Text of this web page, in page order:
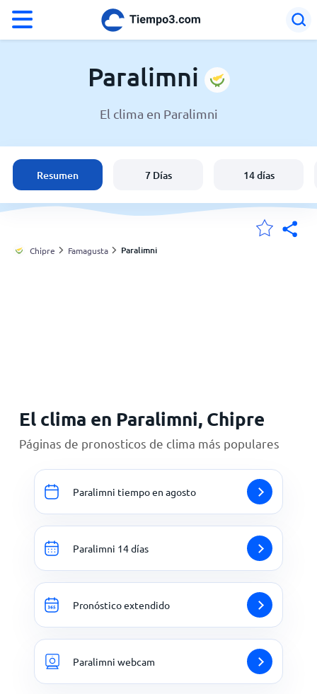
El clima en Paralimni
Chipre
España
Argentina
Paralimni
El clima en Paralimni
Resumen 7 Días 14 días
Chipre Famagusta Paralimni
El clima en Paralimni, Chipre
Páginas de pronosticos de clima más populares
Paralimni tiempo en agosto
Paralimni 14 días
Pronóstico extendido
Paralimni webcam